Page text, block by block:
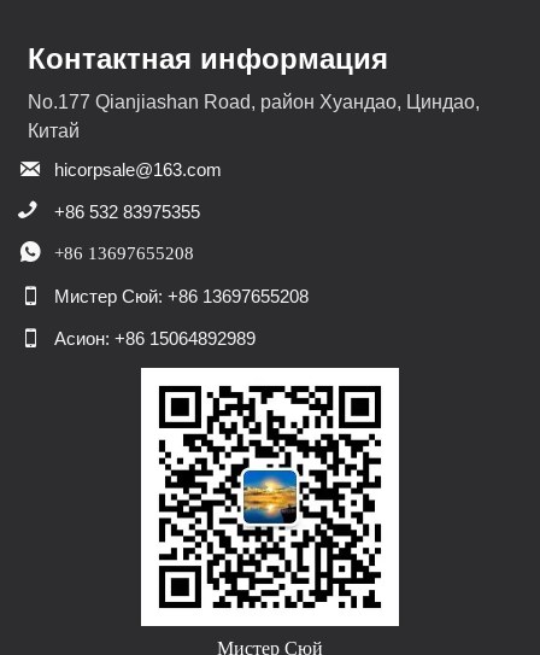
Контактная информация
No.177 Qianjiashan Road, район Хуандао, Циндао,
Китай
 hicorpsale@163.com
 +86 532 83975355
 +86 13697655208
 Мистер Сюй: +86 13697655208
 Асион: +86 15064892989
Мистер Сюй